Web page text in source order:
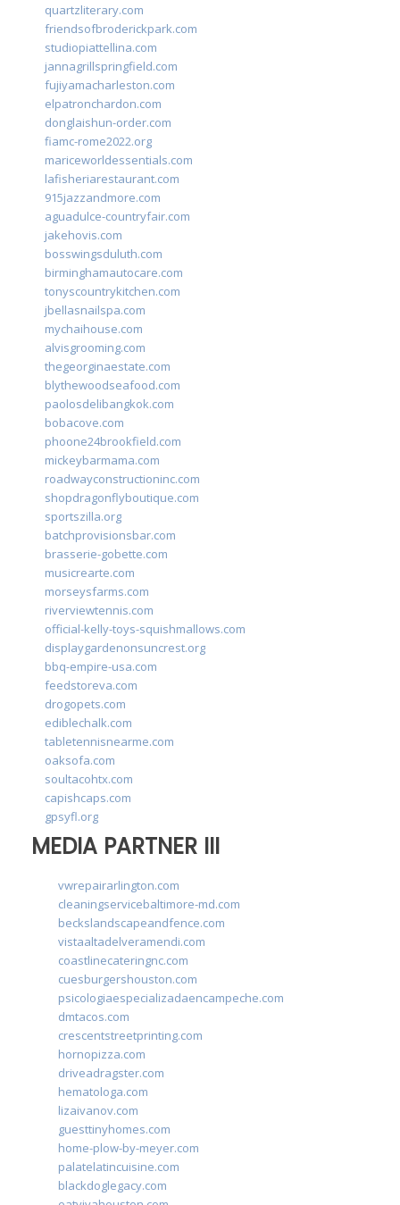
quartzliterary.com
friendsofbroderickpark.com
studiopiattellina.com
jannagrillspringfield.com
fujiyamacharleston.com
elpatronchardon.com
donglaishun-order.com
fiamc-rome2022.org
mariceworldessentials.com
lafisheriarestaurant.com
915jazzandmore.com
aguadulce-countryfair.com
jakehovis.com
bosswingsduluth.com
birminghamautocare.com
tonyscountrykitchen.com
jbellasnailspa.com
mychaihouse.com
alvisgrooming.com
thegeorginaestate.com
blythewoodseafood.com
paolosdelibangkok.com
bobacove.com
phoone24brookfield.com
mickeybarmama.com
roadwayconstructioninc.com
shopdragonflyboutique.com
sportszilla.org
batchprovisionsbar.com
brasserie-gobette.com
musicrearte.com
morseysfarms.com
riverviewtennis.com
official-kelly-toys-squishmallows.com
displaygardenonsuncrest.org
bbq-empire-usa.com
feedstoreva.com
drogopets.com
ediblechalk.com
tabletennisnearme.com
oaksofa.com
soultacohtx.com
capishcaps.com
gpsyfl.org
MEDIA PARTNER III
vwrepairarlington.com
cleaningservicebaltimore-md.com
beckslandscapeandfence.com
vistaaltadelveramendi.com
coastlinecateringnc.com
cuesburgershouston.com
psicologiaespecializadaencampeche.com
dmtacos.com
crescentstreetprinting.com
hornopizza.com
driveadragster.com
hematologa.com
lizaivanov.com
guesttinyhomes.com
home-plow-by-meyer.com
palatelatincuisine.com
blackdoglegacy.com